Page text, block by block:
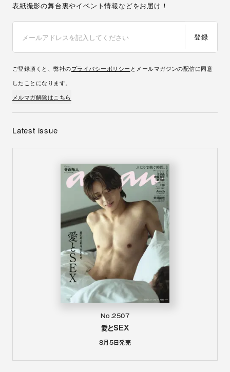
表紙撮影の舞台裏やイベント情報などをお届け！
登録
ご登録頂くと、弊社のプライバシーポリシー とメールマガジンの配信に同意
したことになります。
メルマガ解除はこちら
Latest issue
No.2507
愛とSEX
8月5日発売